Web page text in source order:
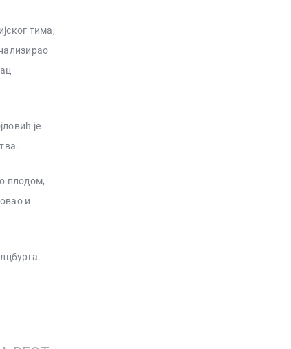
тима,
је
плодом,
и